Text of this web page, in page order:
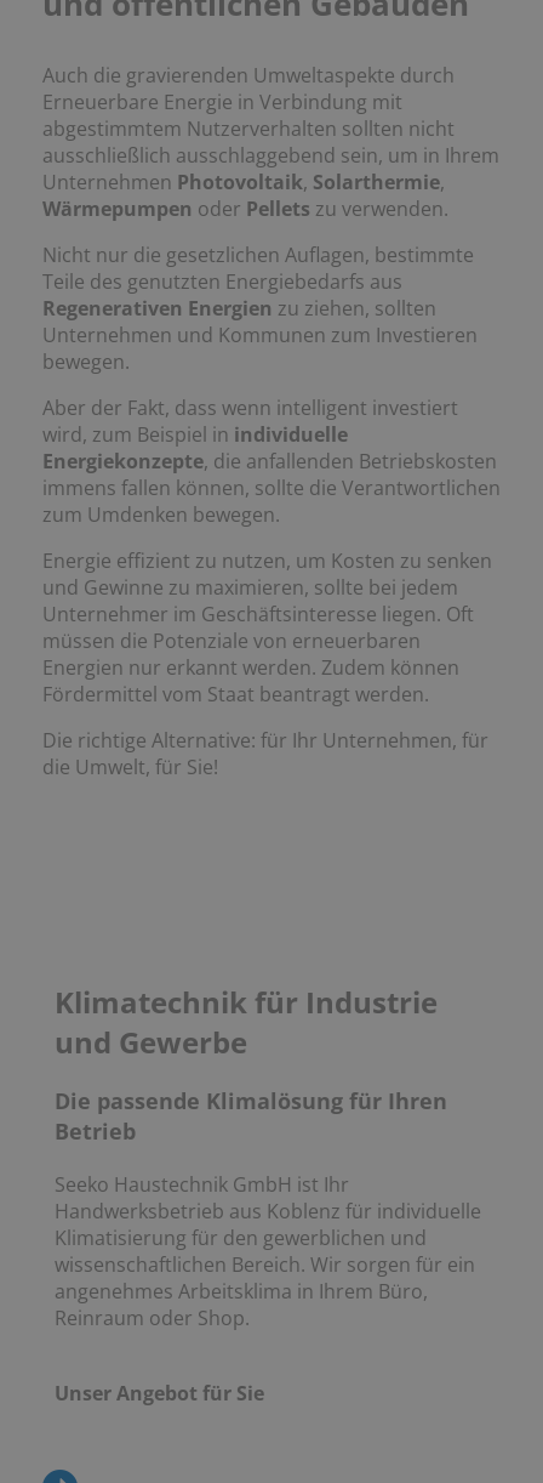
Auch die gravierenden Umweltaspekte durch
Erneuerbare Energie in Verbindung mit
abgestimmtem Nutzerverhalten sollten nicht
ausschließlich ausschlaggebend sein, um in Ihrem
Unternehmen Photovoltaik, Solarthermie,
Wärmepumpen oder Pellets zu verwenden.
Nicht nur die gesetzlichen Auflagen, bestimmte
Teile des genutzten Energiebedarfs aus
Regenerativen Energien zu ziehen, sollten
Unternehmen und Kommunen zum Investieren
bewegen.
Aber der Fakt, dass wenn intelligent investiert
wird, zum Beispiel in individuelle
Energiekonzepte, die anfallenden Betriebskosten
immens fallen können, sollte die Verantwortlichen
zum Umdenken bewegen.
Energie effizient zu nutzen, um Kosten zu senken
und Gewinne zu maximieren, sollte bei jedem
Unternehmer im Geschäftsinteresse liegen. Oft
müssen die Potenziale von erneuerbaren
Energien nur erkannt werden. Zudem können
Fördermittel vom Staat beantragt werden.
Die richtige Alternative: für Ihr Unternehmen, für
die Umwelt, für Sie!
Klimatechnik für Industrie
und Gewerbe
Die passende Klimalösung für Ihren
Betrieb
Seeko Haustechnik GmbH ist Ihr
Handwerksbetrieb aus Koblenz für individuelle
Klimatisierung für den gewerblichen und
wissenschaftlichen Bereich. Wir sorgen für ein
angenehmes Arbeitsklima in Ihrem Büro,
Reinraum oder Shop.
Unser Angebot für Sie